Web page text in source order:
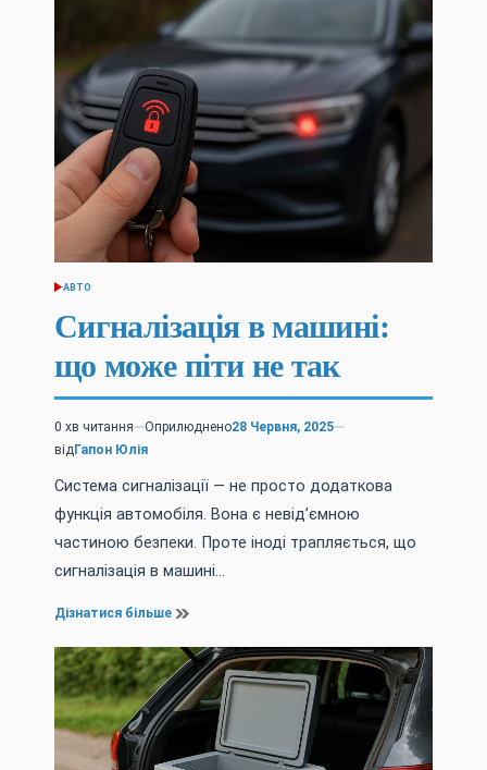
ОПУБЛІКУВАТИ
АВТО
Сигналізація в машині:
що може піти не так
Орієнтовний
час
читання
0 хв читання Оприлюднено28 Червня, 2025
відГапон Юлія
Система сигналізації — не просто додаткова
функція автомобіля. Вона є невід’ємною
частиною безпеки. Проте іноді трапляється, що
сигналізація в машині…
Дізнатися більше